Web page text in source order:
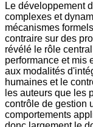
Le développement
complexes et
mécanismes
contraire sur des
révélé le rôle
performance et mis
aux modalités
humaines et le
les auteurs que les
contrôle de gestion
comportements